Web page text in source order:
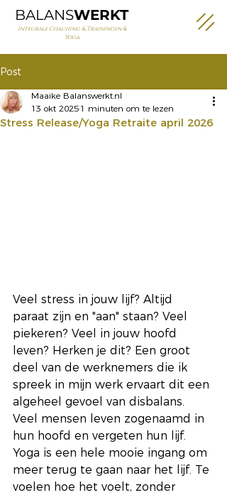
BALANSWERKT
Integrale Coaching & Trainingen &
Yoga
Post
Stress Release/Yoga Retraite april 2026
Maaike Balanswerkt.nl
13 okt 2025 1 minuten om te lezen
Veel stress in jouw lijf? Altijd
paraat zijn en "aan" staan? Veel
piekeren? Veel in jouw hoofd
leven? Herken je dit? Een groot
deel van de werknemers die ik
spreek in mijn werk ervaart dit een
algeheel gevoel van disbalans.
Veel mensen leven zogenaamd in
hun hoofd en vergeten hun lijf.
Yoga is een hele mooie ingang om
meer terug te gaan naar het lijf. Te
voelen hoe het voelt, zonder